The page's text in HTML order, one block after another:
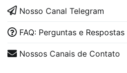
Nosso Canal Telegram
FAQ: Perguntas e Respostas
Nossos Canais de Contato